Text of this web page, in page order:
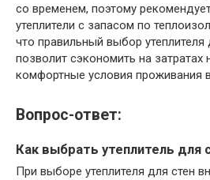
со временем, поэтому
утеплители с запасом по
что правильный выбор утеплителя
позволит сэкономить на затратах
комфортные условия проживания
Вопрос-ответ:
Как выбрать утеплитель для
При выборе утеплителя для стен